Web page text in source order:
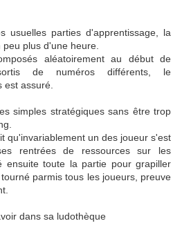
usuelles parties d'apprentissage, la
plus d'une heure.
aléatoirement au début de
de numéros différents, le
est assuré.
simples stratégiques sans être trop
qu'invariablement un des joueur s'est
rentrées de ressources sur les
ensuite toute la partie pour grapiller
parmis tous les joueurs, preuve
dans sa ludothèque